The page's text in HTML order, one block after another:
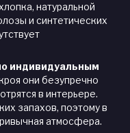
натуральной
и синтетических
индивидуальным
они безупречно
в интерьере.
запахов, поэтому в
атмосфера.